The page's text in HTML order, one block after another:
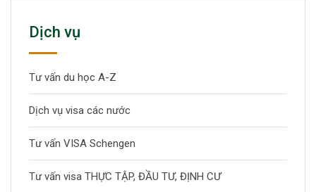
Dịch vụ
Tư vấn du học A-Z
Dịch vụ visa các nước
Tư vấn VISA Schengen
Tư vấn visa THỰC TẬP, ĐẦU TƯ, ĐỊNH CƯ